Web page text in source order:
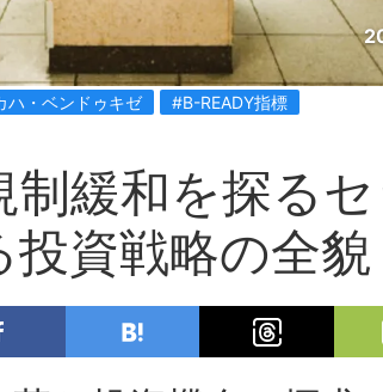
ハ・ベンドゥキゼ #B-READY指標
緩和を探るセ
資戦略の全貌